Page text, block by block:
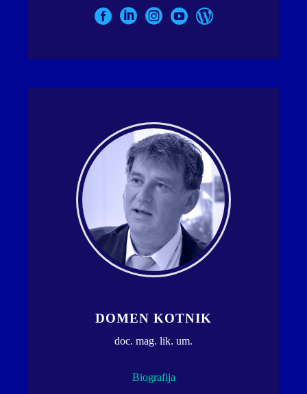
DOMEN KOTNIK
doc. mag. lik. um.
Biografija